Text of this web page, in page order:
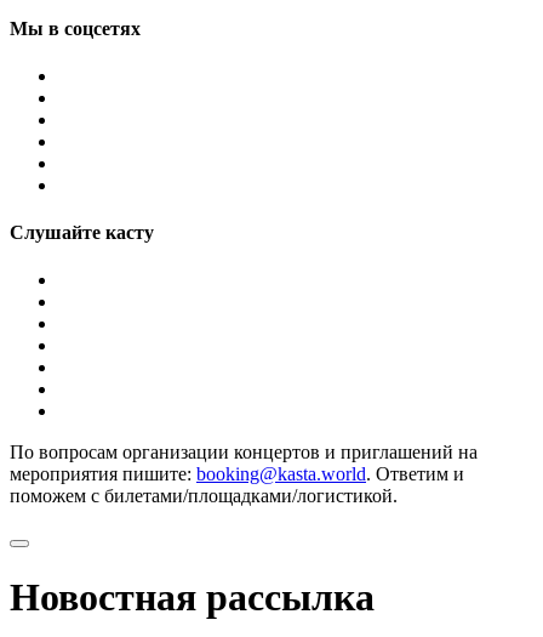
Мы в соцсетях
Слушайте касту
По вопросам организации концертов и приглашений на
мероприятия пишите: booking@kasta.world. Ответим и
поможем с билетами/площадками/логистикой.
Новостная рассылка